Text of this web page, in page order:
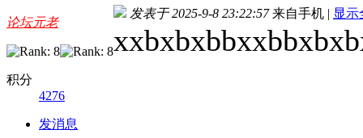
论坛元老
积分
4276
发消息
发表于 2025-9-8 23:22:57 来自手机 | 显示